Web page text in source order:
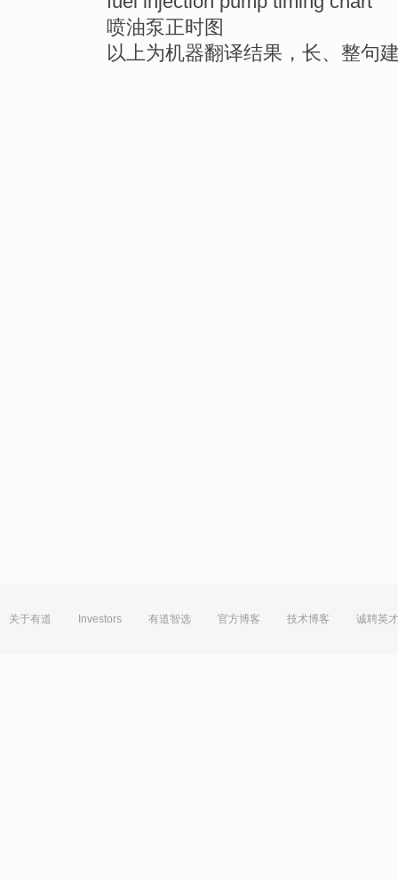
喷油泵正时图
以上为机器翻译结果，长、整句
关于有道 Investors 有道智选 官方博客 技术博客 诚聘英才